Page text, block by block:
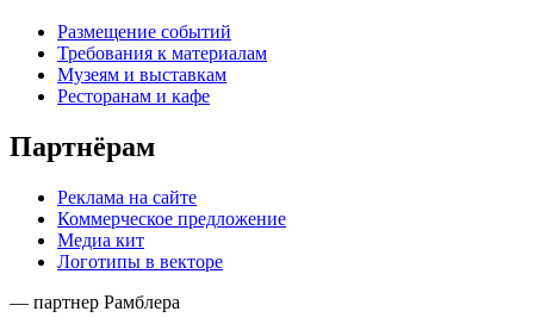
Размещение событий
Требования к материалам
Музеям и выставкам
Ресторанам и кафе
Партнёрам
Реклама на сайте
Коммерческое предложение
Медиа кит
Логотипы в векторе
— партнер Рамблера